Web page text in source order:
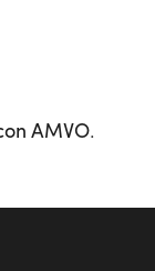
AMVO.